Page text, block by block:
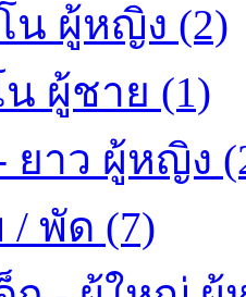
น ผู้หญิง (2)
ผู้ชาย (1)
าว ผู้หญิง
/ พัด (7)